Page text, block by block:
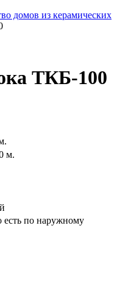
домов из керамических
ТКБ-100
м.
есть по наружному